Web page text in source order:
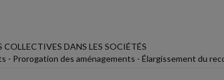
DANS LES SOCIÉTÉS
- Prorogation des aménagements - Élargissement du